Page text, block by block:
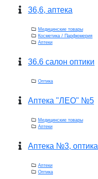
36,6, аптека
Медицинские товары
Косметика / Парфюмерия
Аптеки
36.6 салон оптики
Оптика
Аптека "ЛЕО" №5
Медицинские товары
Аптеки
Аптека №3, оптика
Аптеки
Оптика